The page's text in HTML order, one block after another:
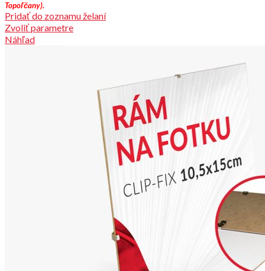
Topoľčany).
Pridať do zoznamu želaní
Zvoliť parametre
Náhľad